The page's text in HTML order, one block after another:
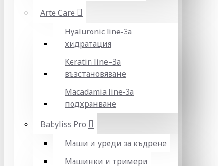
Arte Care
Hyaluronic line-За
хидратация
Keratin line–За
възстановяване
Macadamia line-За
подхранване
Babyliss Pro
Маши и уреди за къдрене
Машинки и тримери